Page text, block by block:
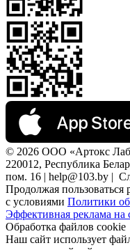
© 2026 ООО «Артокс
220012, Республика
пом. 16 | help@103.by |
Продолжая пользоваться
с условиями Политики
Эффективная реклама на
Обработка файлов cookie
Наш сайт использует